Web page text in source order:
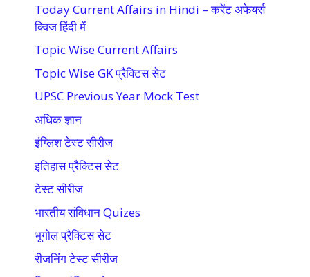
Today Current Affairs in Hindi – करेंट अफेयर्स
क्विज हिंदी में
Topic Wise Current Affairs
Topic Wise GK प्रैक्टिस सेट
UPSC Previous Year Mock Test
अधिक ज्ञान
इंग्लिश टेस्ट सीरीज
इतिहास प्रैक्टिस सेट
टेस्ट सीरीज
भारतीय संविधान Quizes
भूगोल प्रैक्टिस सेट
रीजनिंग टेस्ट सीरीज